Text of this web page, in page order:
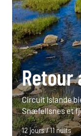
Retour
Circuit Islande
Snæfellsnes et
12 jours / 11 nuits